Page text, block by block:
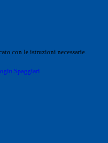
con le istruzioni necessarie.
Spaggiari